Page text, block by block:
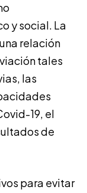
y social. La
relación
tales
las
19, el
de
para evitar